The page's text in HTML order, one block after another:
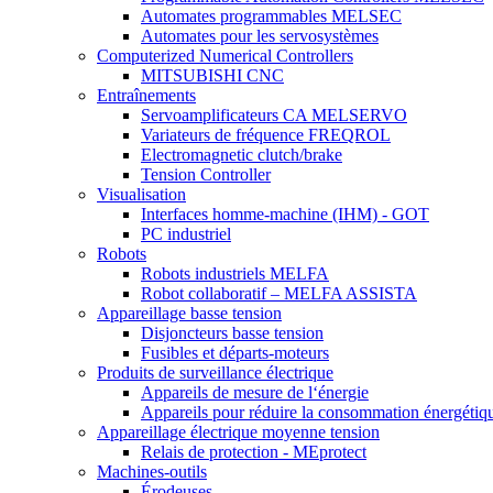
Automates programmables MELSEC
Automates pour les servosystèmes
Computerized Numerical Controllers
MITSUBISHI CNC
Entraînements
Servoamplificateurs CA MELSERVO
Variateurs de fréquence FREQROL
Electromagnetic clutch/brake
Tension Controller
Visualisation
Interfaces homme-machine (IHM) - GOT
PC industriel
Robots
Robots industriels MELFA
Robot collaboratif – MELFA ASSISTA
Appareillage basse tension
Disjoncteurs basse tension
Fusibles et départs-moteurs
Produits de surveillance électrique
Appareils de mesure de l‘énergie
Appareils pour réduire la consommation
Appareillage électrique moyenne tension
Relais de protection - MEprotect
Machines-outils